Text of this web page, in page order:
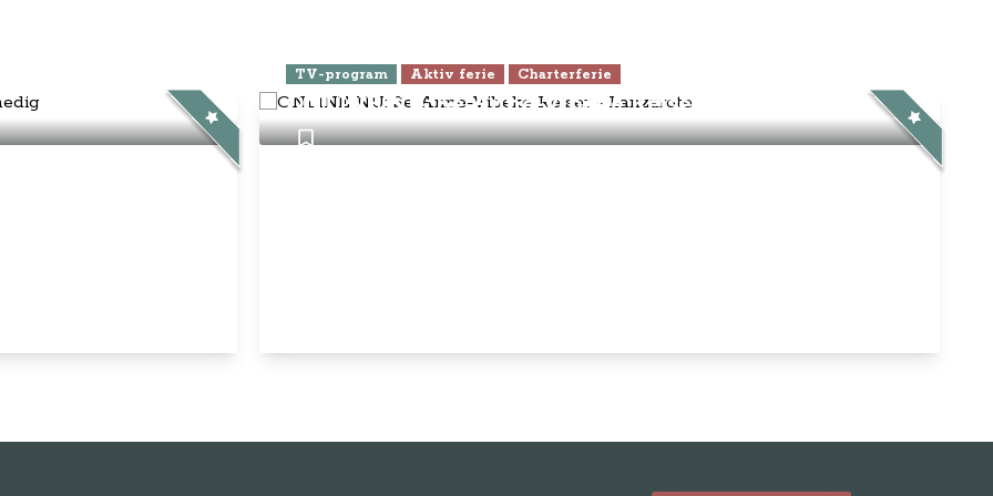
TV-program Aktiv ferie Charterferie
ONLINE NU: Se Anne-Vibeke Rejser - Lanzarote